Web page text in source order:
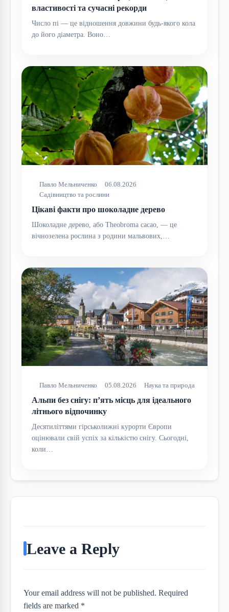
властивості та сучасні рекорди
Число пі — це відношення довжини будь-якого кола
до його діаметра. Воно…
Павло Мельниченко
06.08.2026
Садівництво та рослини
Цікаві факти про шоколадне дерево
Шоколадне дерево, або Theobroma cacao, — це
вічнозелена рослина з родини мальвових,…
Павло Мельниченко 05.08.2026 Наука та природа
Альпи без снігу: п’ять місць для ідеального
літнього відпочинку
Десятиліттями гірськолижні курорти Європи
оцінювали свій успіх за кількістю снігу. Сьогодні,
коли…
Leave a Reply
Your email address will not be published. Required
fields are marked *